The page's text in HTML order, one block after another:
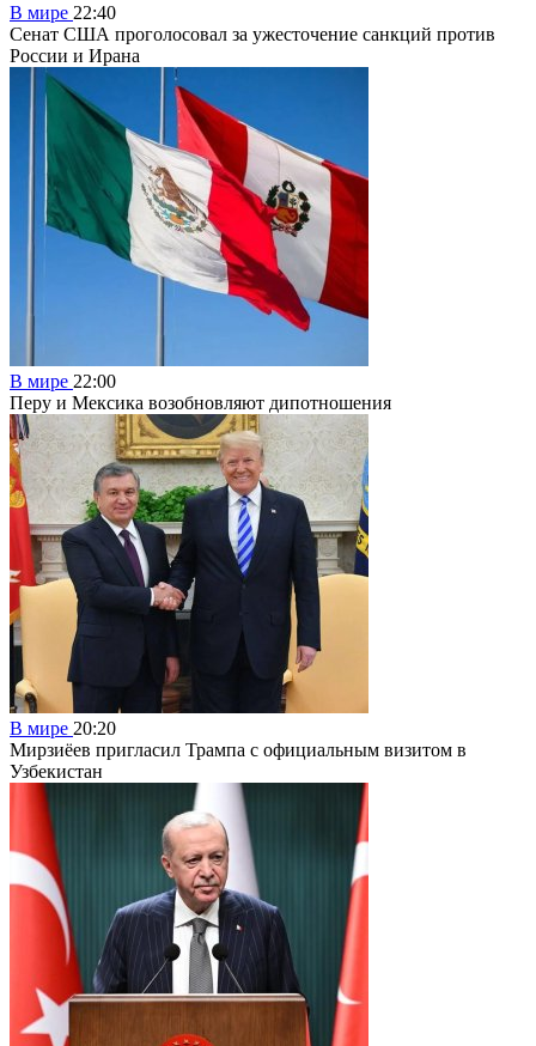
В мире 22:40
Сенат США проголосовал за ужесточение санкций против
России и Ирана
В мире 22:00
Перу и Мексика возобновляют дипотношения
В мире 20:20
Мирзиёев пригласил Трампа с официальным визитом в
Узбекистан